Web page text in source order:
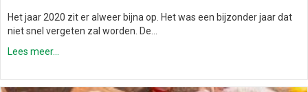
Het jaar 2020 zit er alweer bijna op. Het was een bijzonder jaar dat
niet snel vergeten zal worden. De…
Lees meer...